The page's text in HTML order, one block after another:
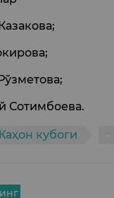
Сотимбоева.
кубоги